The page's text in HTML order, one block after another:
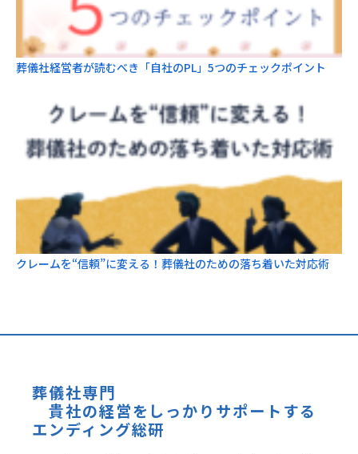
葬儀社経営者が読むべき「自社のPL」5つのチェックポイント
クレームを“信頼”に変える！葬儀社のための落ち着いた対応術
葬儀社専門
貴社の経営をしっかりサポートする
エンディング総研